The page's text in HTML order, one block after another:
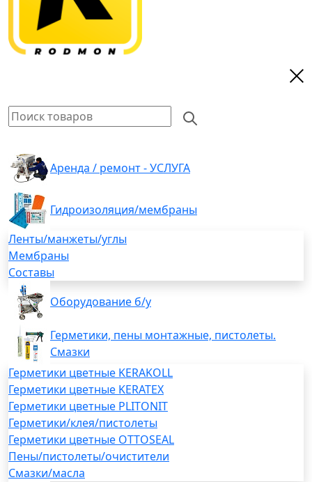
Аренда / ремонт - УСЛУГА
Гидроизоляция/мембраны
Ленты/манжеты/углы
Мембраны
Составы
Оборудование б/у
Герметики, пены монтажные, пистолеты.
Смазки
Герметики цветные KERAKOLL
Герметики цветные KERATEX
Герметики цветные PLITONIT
Герметики/клея/пистолеты
Герметики цветные OTTOSEAL
Пены/пистолеты/очистители
Смазки/масла